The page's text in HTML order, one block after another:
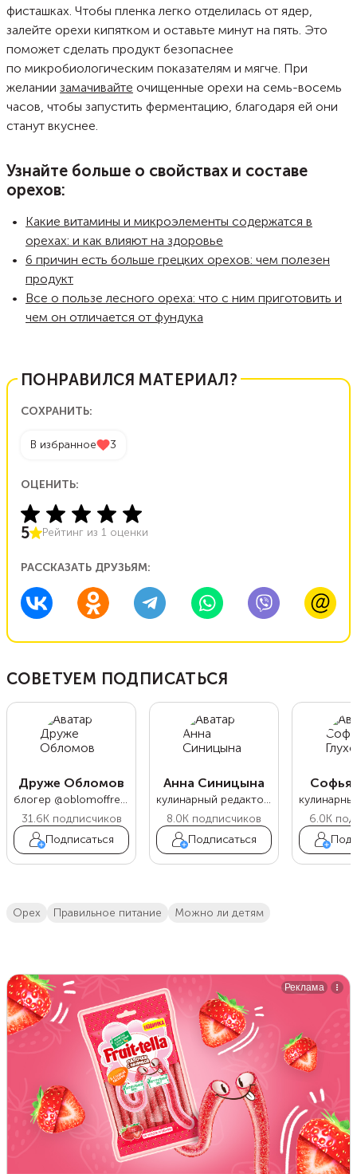
фисташках. Чтобы пленка легко отделилась от ядер,
залейте орехи кипятком и оставьте минут на пять. Это
поможет сделать продукт безопаснее
по микробиологическим показателям и мягче. При
желании замачивайте очищенные орехи на семь-восемь
часов, чтобы запустить ферментацию, благодаря ей они
станут вкуснее.
Узнайте больше о свойствах и составе
орехов:
Какие витамины и микроэлементы содержатся в
орехах: и как влияют на здоровье
6 причин есть больше грецких орехов: чем полезен
продукт
Все о пользе лесного ореха: что с ним приготовить и
чем он отличается от фундука
ПОНРАВИЛСЯ МАТЕРИАЛ?
СОХРАНИТЬ:
В избранное 3
ОЦЕНИТЬ:
5 Рейтинг из 1 оценки
РАССКАЗАТЬ ДРУЗЬЯМ:
СОВЕТУЕМ ПОДПИСАТЬСЯ
Друже Обломов
блогер @oblomoffrecipe
31.6Kподписчиков
Подписаться
Анна Синицына
кулинарный редактор Food.ru
8.0K подписчиков
Подписаться
Софья
6.0K
орех правильное питание Можно ли детям